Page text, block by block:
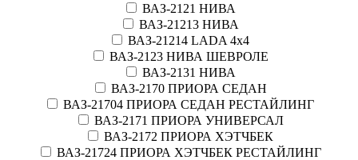
ВАЗ-2121 НИВА
ВАЗ-21213 НИВА
ВАЗ-21214 LADA 4х4
ВАЗ-2123 НИВА ШЕВРОЛЕ
ВАЗ-2131 НИВА
ВАЗ-2170 ПРИОРА СЕДАН
ВАЗ-21704 ПРИОРА СЕДАН РЕСТАЙЛИНГ
ВАЗ-2171 ПРИОРА УНИВЕРСАЛ
ВАЗ-2172 ПРИОРА ХЭТЧБЕК
ВАЗ-21724 ПРИОРА ХЭТЧБЕК РЕСТАЙЛИНГ